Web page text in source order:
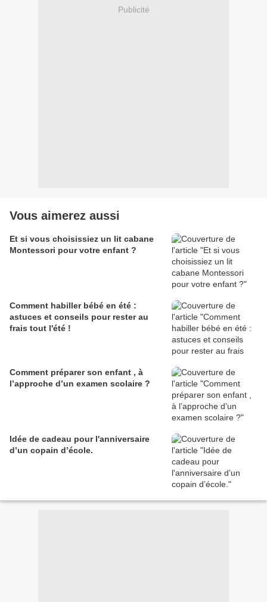
Publicité
Vous aimerez aussi
Et si vous choisissiez un lit cabane
Montessori pour votre enfant ?
Comment habiller bébé en été :
astuces et conseils pour rester au
frais tout l'été !
Comment préparer son enfant , à
l’approche d’un examen scolaire ?
Idée de cadeau pour l'anniversaire
d’un copain d’école.